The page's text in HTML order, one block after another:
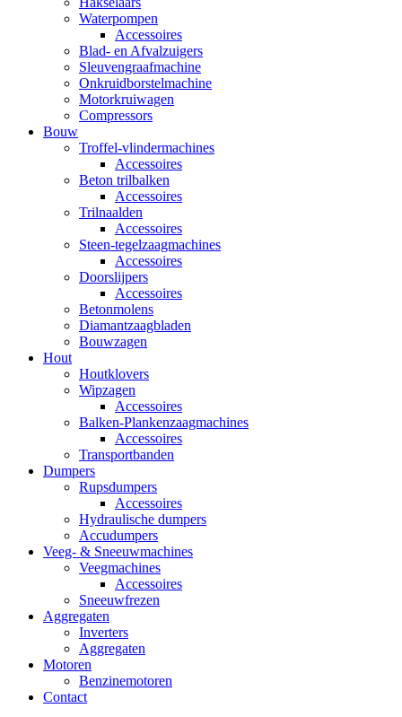
Waterpompen
Accessoires
Blad- en Afvalzuigers
Sleuvengraafmachine
Onkruidborstelmachine
Motorkruiwagen
Compressors
Bouw
Troffel-vlindermachines
Accessoires
Beton trilbalken
Accessoires
Trilnaalden
Accessoires
Steen-tegelzaagmachines
Accessoires
Doorslijpers
Accessoires
Betonmolens
Diamantzaagbladen
Bouwzagen
Hout
Houtklovers
Wipzagen
Accessoires
Balken-Plankenzaagmachines
Accessoires
Transportbanden
Dumpers
Rupsdumpers
Accessoires
Hydraulische dumpers
Accudumpers
Veeg- & Sneeuwmachines
Veegmachines
Accessoires
Sneeuwfrezen
Aggregaten
Inverters
Aggregaten
Motoren
Benzinemotoren
Contact